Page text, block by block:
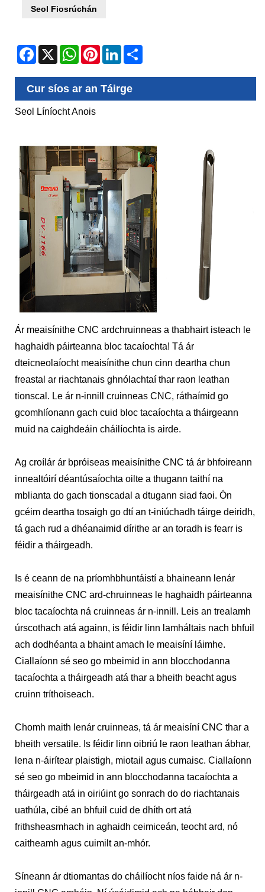
Seol Fiosrúchán
Facebook
X WhatsAppPinterestLinkedIn
Cur síos ar an Táirge
Seol Líníocht Anois
Ár meaisínithe CNC ardchruinneas a thabhairt isteach le
haghaidh páirteanna bloc tacaíochta! Tá ár
dteicneolaíocht meaisínithe chun cinn deartha chun
freastal ar riachtanais ghnólachtaí thar raon leathan
tionscal. Le ár n-innill cruinneas CNC, ráthaímid go
gcomhlíonann gach cuid bloc tacaíochta a tháirgeann
muid na caighdeáin cháilíochta is airde.
Ag croílár ár bpróiseas meaisínithe CNC tá ár bhfoireann
innealtóirí déantúsaíochta oilte a thugann taithí na
mblianta do gach tionscadal a dtugann siad faoi. Ón
gcéim deartha tosaigh go dtí an t-iniúchadh táirge deiridh,
tá gach rud a dhéanaimid dírithe ar an toradh is fearr is
féidir a tháirgeadh.
Is é ceann de na príomhbhuntáistí a bhaineann lenár
meaisínithe CNC ard-chruinneas le haghaidh páirteanna
bloc tacaíochta ná cruinneas ár n-innill. Leis an trealamh
úrscothach atá againn, is féidir linn lamháltais nach bhfuil
ach dodhéanta a bhaint amach le meaisíní láimhe.
Ciallaíonn sé seo go mbeimid in ann blocchodanna
tacaíochta a tháirgeadh atá thar a bheith beacht agus
cruinn tríthoiseach.
Chomh maith lenár cruinneas, tá ár meaisíní CNC thar a
bheith versatile. Is féidir linn oibriú le raon leathan ábhar,
lena n-áirítear plaistigh, miotail agus cumaisc. Ciallaíonn
sé seo go mbeimid in ann blocchodanna tacaíochta a
tháirgeadh atá in oiriúint go sonrach do do riachtanais
uathúla, cibé an bhfuil cuid de dhíth ort atá
frithsheasmhach in aghaidh ceimiceán, teocht ard, nó
caitheamh agus cuimilt an-mhór.
Síneann ár dtiomantas do cháilíocht níos faide ná ár n-